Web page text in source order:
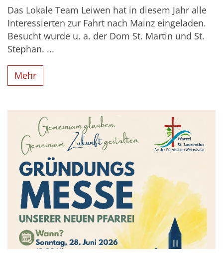
Das Lokale Team Leiwen hat in diesem Jahr alle
Interessierten zur Fahrt nach Mainz eingeladen.
Besucht wurde u. a. der Dom St. Martin und St.
Stephan. ...
Mehr